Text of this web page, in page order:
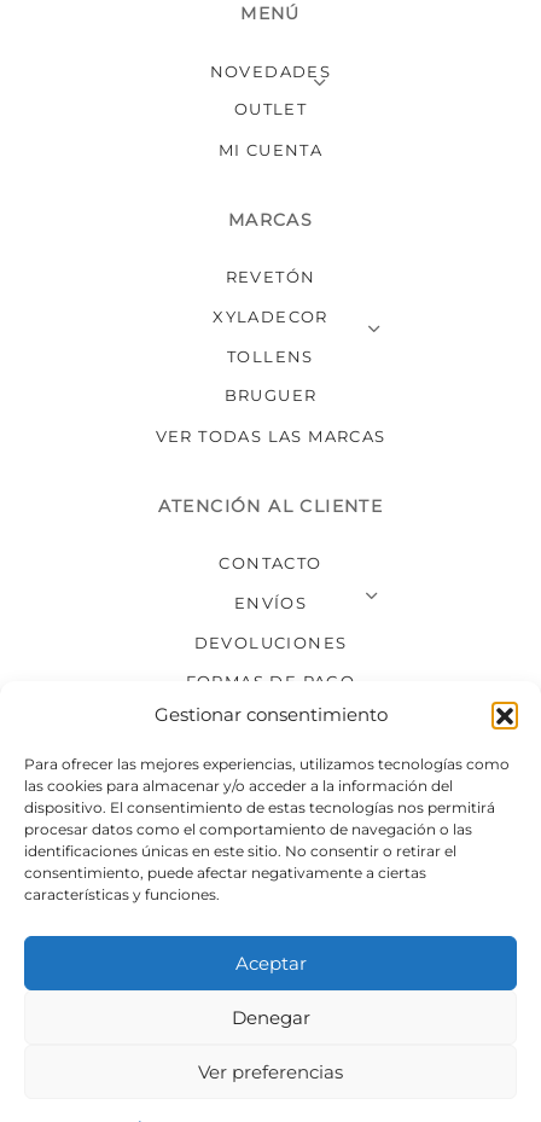
Gestionar consentimiento
Para ofrecer las mejores experiencias, utilizamos tecnologías como
las cookies para almacenar y/o acceder a la información del
dispositivo. El consentimiento de estas tecnologías nos permitirá
procesar datos como el comportamiento de navegación o las
identificaciones únicas en este sitio. No consentir o retirar el
consentimiento, puede afectar negativamente a ciertas
características y funciones.
Aceptar
Denegar
Ver preferencias
MENÚ
NOVEDADES
OUTLET
MI CUENTA
MARCAS
REVETÓN
XYLADECOR
TOLLENS
BRUGUER
VER TODAS LAS MARCAS
ATENCIÓN AL CLIENTE
CONTACTO
ENVÍOS
DEVOLUCIONES
FORMAS DE PAGO
SÍGUENOS
Condiciones generales de venta